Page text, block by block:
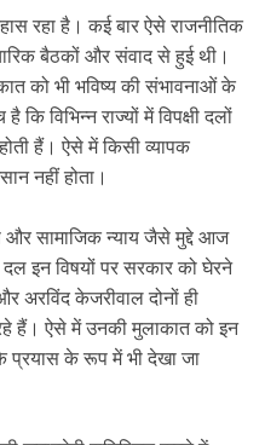
रहा है। कई बार ऐसे राजनीतिक
बैठकों और संवाद से हुई थी।
को भी भविष्य की संभावनाओं के
विभिन्न राज्यों में विपक्षी दलों
हैं। ऐसे में किसी व्यापक
नहीं होता।
और सामाजिक न्याय जैसे मुद्दे आज
इन विषयों पर सरकार को घेरने
अरविंद केजरीवाल दोनों ही
हैं। ऐसे में उनकी मुलाकात को इन
के प्रयास के रूप में भी देखा जा